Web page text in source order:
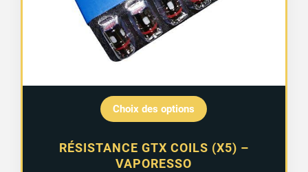
Choix des options
RÉSISTANCE GTX COILS (X5) –
VAPORESSO